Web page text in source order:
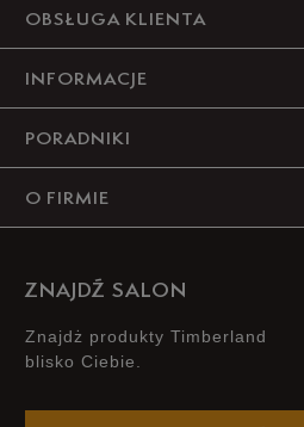
5
4
3
2
OBSŁUGA KLIENTA
INFORMACJE
PORADNIKI
O FIRMIE
ZNAJDŹ SALON
Znajdż produkty Timberland
blisko Ciebie.